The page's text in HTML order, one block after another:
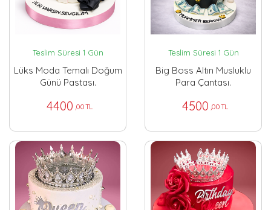
Teslim Süresi 1 Gün
Lüks Moda Temalı Doğum
Günü Pastası.
4400 ,00 TL
Teslim Süresi 1 Gün
Big Boss Altın Musluklu
Para Çantası.
4500 ,00 TL